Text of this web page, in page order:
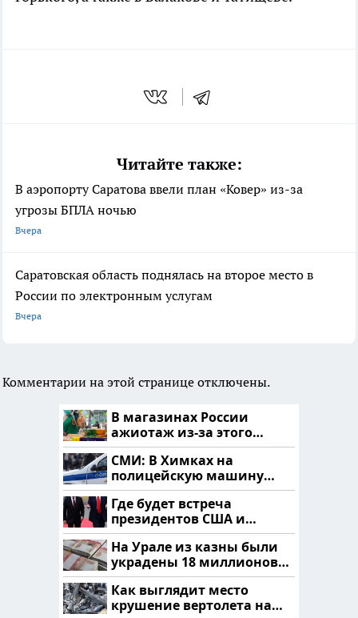
Читайте также:
В аэропорту Саратова ввели план «Ковер» из-за
угрозы БПЛА ночью
Вчера
Саратовская область поднялась на второе место в
России по электронным услугам
Вчера
Комментарии на этой странице отключены.
В магазинах России
ажиотаж из-за этого
продукта: что купить?
СМИ: В Химках на
полицейскую машину
напали и подожгли.
Где будет встреча
президентов США и
России: Европа?
На Урале из казны были
украдены 18 миллионов
рублей
Как выглядит место
крушение вертолета на